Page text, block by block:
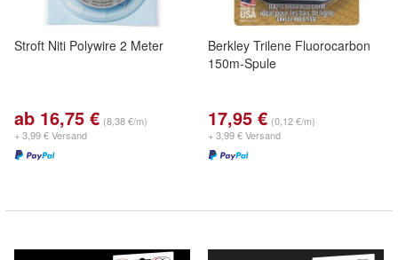
Stroft Niti Polywire 2 Meter
ab 16,75 € (8,38 €/m)
+ 3,99 € Versand
Berkley Trilene Fluorocarbon
150m-Spule
17,95 € (0,12 €/m)
+ 3,99 € Versand